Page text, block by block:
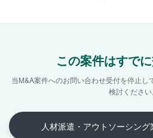
この案件はすで
当M&A案件へのお問い合わせ受付を停止し
検討ください
人材派遣・アウトソーシン